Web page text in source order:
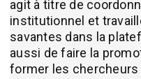
agit à titre de
institutionnel et
savantes dans la
aussi de faire la
former les chercheurs